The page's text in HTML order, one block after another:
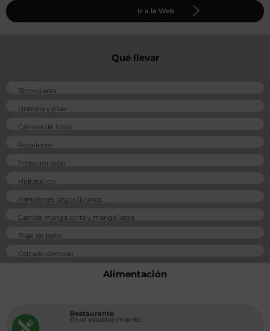
Ir a la Web
Qué llevar
Binoculares
Linterna y pilas
Cámara de fotos
Repelente
Protector solar
Hidratación
Pantalones largos livianos
Camisa manga corta y manga larga
Traje de baño
Calzado cómodo
Alimentación
Restaurante
En el establecimiento.